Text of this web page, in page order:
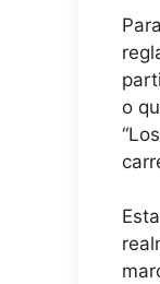
o